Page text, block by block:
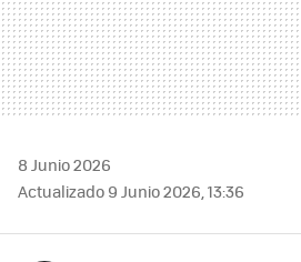
8 Junio 2026
Actualizado 9 Junio 2026, 13:36